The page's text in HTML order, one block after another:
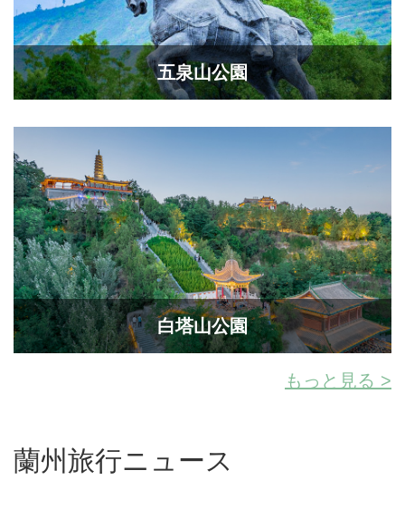
五泉山公園
白塔山公園
もっと見る >
蘭州旅行ニュース